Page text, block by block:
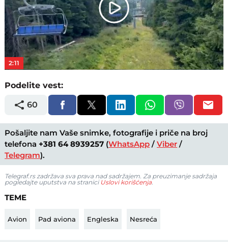
Play
Video
2:11
Podelite vest:
60
Pošaljite nam Vaše snimke, fotografije i priče na broj
telefona +381 64 8939257 (WhatsApp /Viber /
Telegram).
Telegraf.rs zadržava sva prava nad sadržajem. Za preuzimanje sadržaja
pogledajte uputstva na stranici Uslovi korišćenja.
TEME
Avion Pad aviona Engleska Nesreća